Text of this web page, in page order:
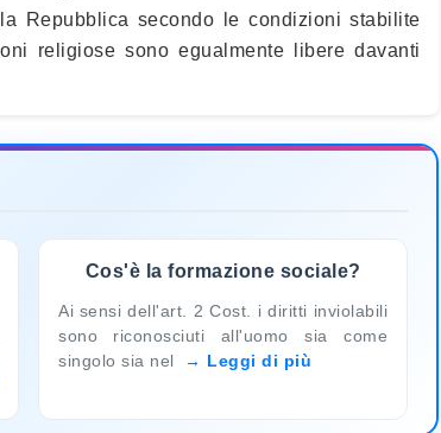
Repubblica secondo le condizioni stabilite
religiose sono egualmente libere davanti
Cos'è la formazione sociale?
Ai sensi dell'art. 2 Cost. i diritti inviolabili
sono riconosciuti all'uomo sia come
singolo sia nel
Leggi di più